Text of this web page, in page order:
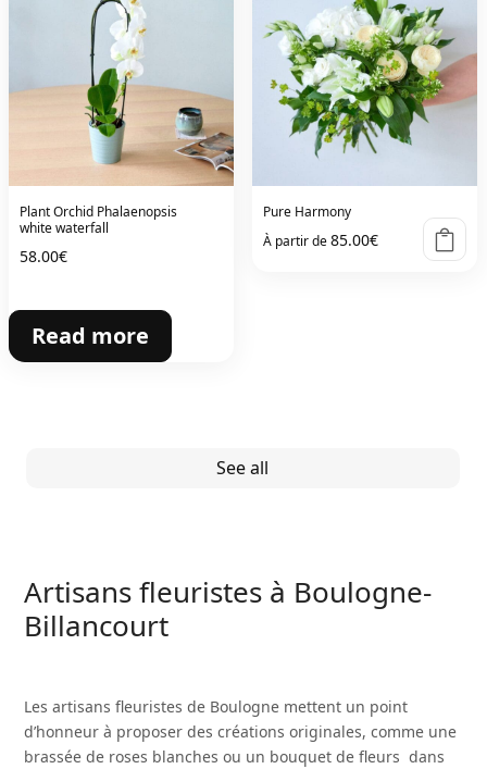
Plant Orchid Phalaenopsis
white waterfall
58.00€
Read more
Pure Harmony
À partir de85.00€
See all
Artisans fleuristes à Boulogne-
Billancourt
Les artisans fleuristes de Boulogne mettent un point
d’honneur à proposer des créations originales, comme une
brassée de roses blanches ou un bouquet de fleurs dans